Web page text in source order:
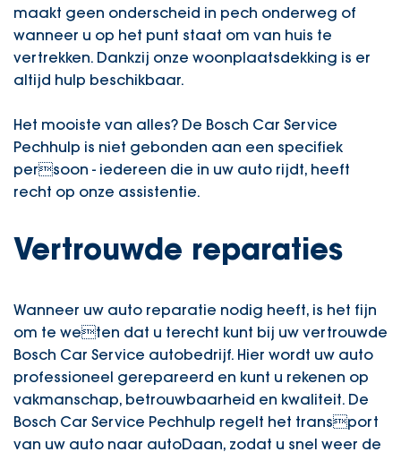
maakt geen onderscheid in pech onderweg of
wanneer u op het punt staat om van huis te
vertrekken. Dankzij onze woonplaatsdekking is er
altijd hulp beschikbaar.
Het mooiste van alles? De Bosch Car Service
Pechhulp is niet gebonden aan een specifiek
persoon - iedereen die in uw auto rijdt, heeft
recht op onze assistentie.
Vertrouwde reparaties
Wanneer uw auto reparatie nodig heeft, is het fijn
om te weten dat u terecht kunt bij uw vertrouwde
Bosch Car Service autobedrijf. Hier wordt uw auto
professioneel gerepareerd en kunt u rekenen op
vakmanschap, betrouwbaarheid en kwaliteit. De
Bosch Car Service Pechhulp regelt het transport
van uw auto naar autoDaan, zodat u snel weer de